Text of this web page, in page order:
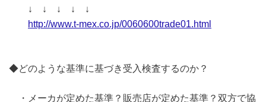
↓ ↓ ↓ ↓ ↓
http://www.t-mex.co.jp/0060600trade01.html
◆どのような基準に基づき受入検査するのか？
・メーカが定めた基準？販売店が定めた基準？双方で協